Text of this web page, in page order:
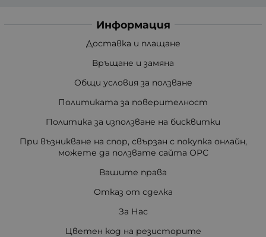
Информация
Доставка и плащане
Връщане и замяна
Общи условия за ползване
Политиката за поверителност
Политика за използване на бисквитки
При възникване на спор, свързан с покупка онлайн,
можете да ползвате сайта ОРС
Вашите права
Отказ от сделка
За Нас
Цветен код на резисторите